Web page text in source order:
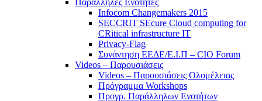
Παράλληλες Ενότητες
Infocom Changemakers 2015
SECCRIT SEcure Cloud computing for
CRitical infrastructure IT
Privacy-Flag
Συνάντηση ΕΕΔΕ/Ε.Ι.Π – CIO Forum
Videos – Παρουσιάσεις
Videos – Παρουσιάσεις Ολομέλειας
Πρόγραμμα Workshops
Προγρ. Παράλληλων Ενοτήτων